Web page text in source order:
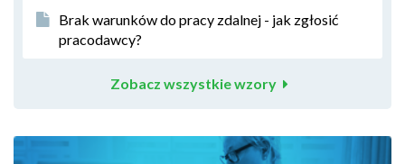
Brak warunków do pracy zdalnej - jak zgłosić
pracodawcy?
Zobacz wszystkie wzory